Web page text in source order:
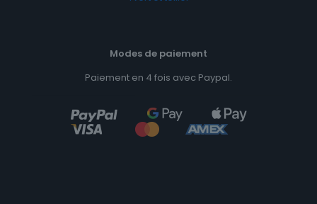
Modes de paiement
Paiement en 4 fois avec Paypal.